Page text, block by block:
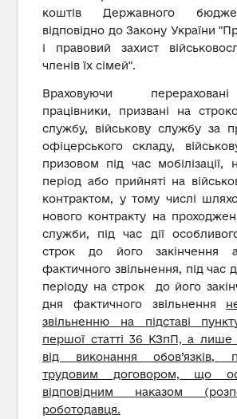
коштів Державного
відповідно до Закону України
і правовий захист
членів їх сімей".
Враховуючи
працівники, призвані на
службу, військову службу за
офіцерського складу,
призовом під час мобілізації,
період або прийняті на
контрактом, у тому числі
нового контракту на
служби, під час дії
строк до його
фактичного звільнення, під час
періоду на строк до його
дня фактичного звільнення
звільненню на підставі
першої статті 36 КЗпП, а лише
від виконання обов’язків,
трудовим договором, що
відповідним наказом
роботодавця.